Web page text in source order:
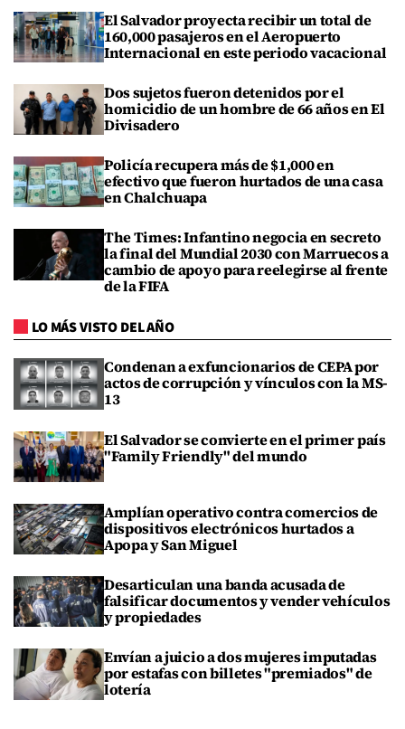
El Salvador proyecta recibir un total de
160,000 pasajeros en el Aeropuerto
Internacional en este periodo vacacional
Dos sujetos fueron detenidos por el
homicidio de un hombre de 66 años en El
Divisadero
Policía recupera más de $1,000 en
efectivo que fueron hurtados de una casa
en Chalchuapa
The Times: Infantino negocia en secreto
la final del Mundial 2030 con Marruecos a
cambio de apoyo para reelegirse al frente
de la FIFA
LO MÁS VISTO DEL AÑO
Condenan a exfuncionarios de CEPA por
actos de corrupción y vínculos con la MS-
13
El Salvador se convierte en el primer país
"Family Friendly" del mundo
Amplían operativo contra comercios de
dispositivos electrónicos hurtados a
Apopa y San Miguel
Desarticulan una banda acusada de
falsificar documentos y vender vehículos
y propiedades
Envían a juicio a dos mujeres imputadas
por estafas con billetes "premiados" de
lotería